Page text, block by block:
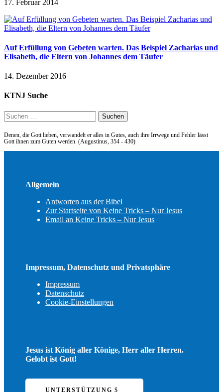
17. Februar 2014
Auf Erfüllung von Gebeten warten. Das Beispiel Zacharias und
Elisabeth, die Eltern von Johannes dem Täufer
14. Dezember 2016
KTNJ Suche
Suchen
nach:
Denen, die Gott lieben, verwandelt er alles in Gutes, auch ihre Irrwege und Fehler lässt
Gott ihnen zum Guten werden. (Augustinus, 354 - 430)
Allgemein
Antworten aus der Bibel
Zur Startseite von Keine Tricks – Nur Jesus
Email an Keine Tricks – Nur Jesus
Impressum, Datenschutz und Privatsphäre
Impressum
Datenschutz
Cookie-Einstellungen
Jesus ist König aller Könige, Herr aller Herren.
Gelobt ist Gott!
UNTERSTÜTZUNG